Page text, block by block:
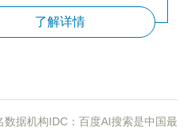
了解详情
数据机构IDC：百度AI搜索是中国最